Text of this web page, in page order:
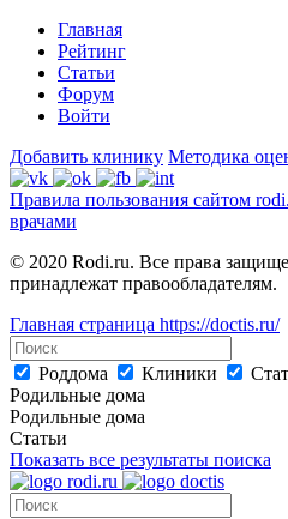
Главная
Рейтинг
Статьи
Форум
Войти
Добавить клинику Методика
Правила пользования сайтом
врачами
© 2020 Rodi.ru. Все права
принадлежат правообладателям.
Главная страница https://doctis.ru/
Роддома Клиники
Родильные дома
Родильные дома
Статьи
Показать все результаты поиска